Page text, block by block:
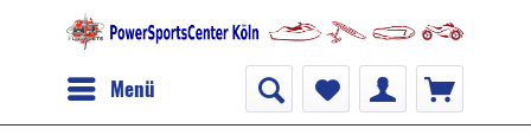
Menü